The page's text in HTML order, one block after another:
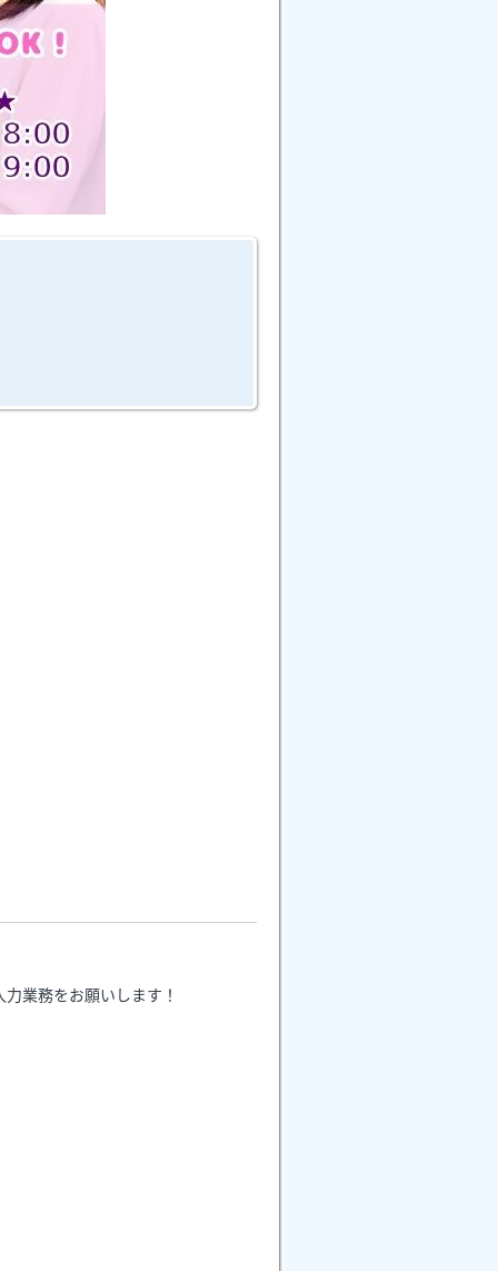
業務をお願いします！